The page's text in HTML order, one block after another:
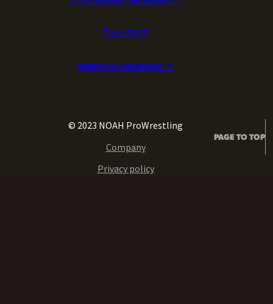
ファンクラブ
WRESTLE UNIVERSE ↗︎
© 2023 NOAH ProWrestling
Company
Privacy policy
PAGE TO TOP